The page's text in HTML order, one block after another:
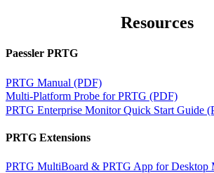
Resources
Paessler PRTG
PRTG Manual (PDF)
Multi-Platform Probe for PRTG (PDF)
PRTG Enterprise Monitor Quick Start Guide
PRTG Extensions
PRTG MultiBoard & PRTG App for Desktop